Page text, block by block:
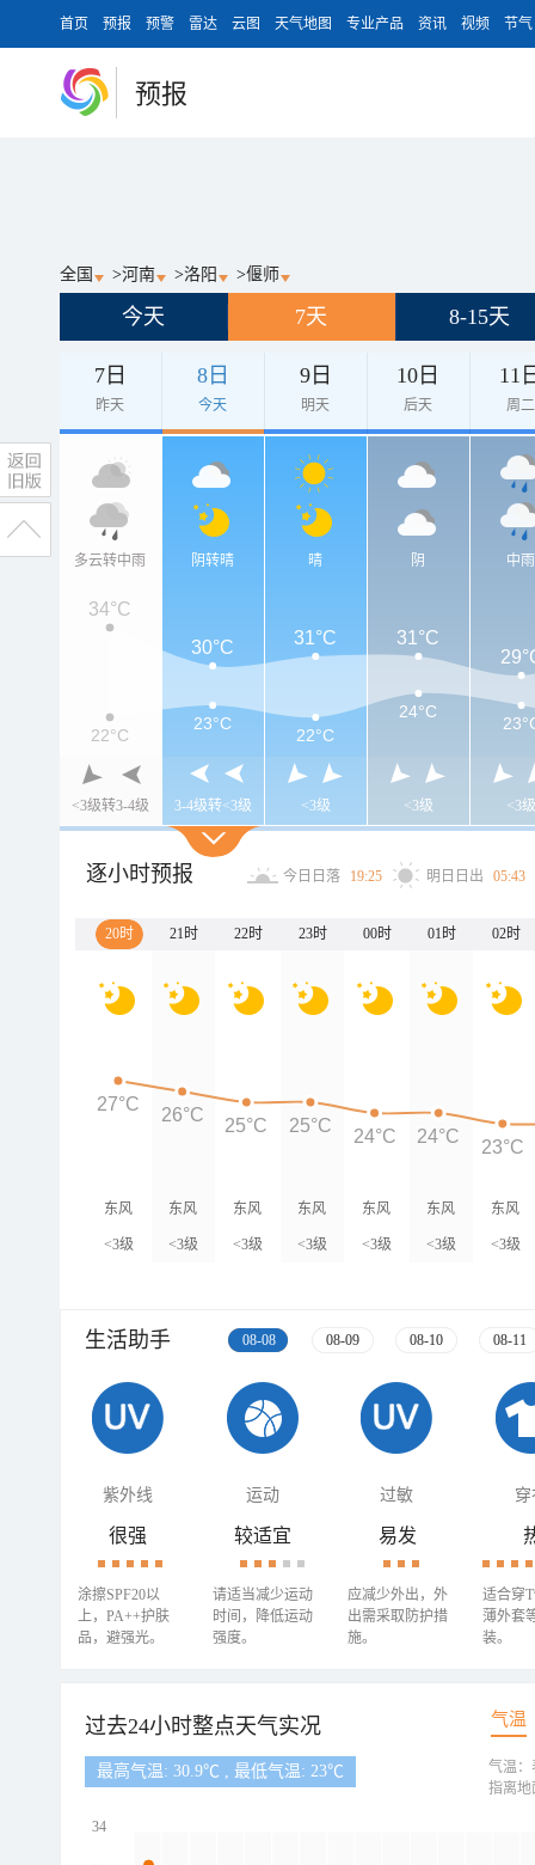
首页 预报 预警 雷达 云图 天气地图 专业产品 资讯 视频 节气
预报
全国 >河南 >洛阳 >偃师
今天 7天 8-15天
7日
昨天
8日
今天
9日
明天
10日
后天
11
周二
多云转中雨
<3级转3-4级
阴转晴
3-4级转<3级
晴
<3级
阴
<3级
中雨
<3级
34°C
30°C
31°C
31°C
22°C
23°C
22°C
24°C
逐小时预报 今日日落 19:25 明日日出 05:43
20时 21时 22时 23时 00时 01时 02时
东风
<3级
东风
<3级
东风
<3级
东风
<3级
东风
<3级
东风
<3级
东风
<3级
27°C
26°C
25°C 25°C
24°C 24°C
23°C
生活助手 08-08 08-09 08-10 08-11
紫外线 运动 过敏 穿
很强
涂擦SPF20以
上，PA++护肤
品，避强光。
较适宜
请适当减少运动
时间，降低运动
强度。
易发
应减少外出，外
出需采取防护措
施。
适合穿
薄外套
装。
过去24小时整点天气实况 气温
最高气温: 30.9℃ , 最低气温: 23℃
34
气温：
指离地